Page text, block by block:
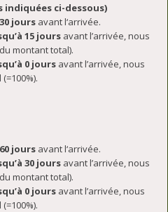
indiquées ci-dessous)
30 joursavant l‘arrivée.
15 jours avant l’arrivée, nous
montant total).
0 jours avant l’arrivée, nous
60 joursavant l‘arrivée.
30 jours avant l’arrivée, nous
montant total).
0 jours avant l’arrivée, nous